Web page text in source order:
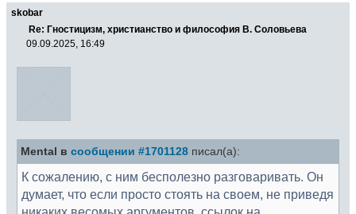
skobar
Re: Гностицизм, христианство и философия В. Соловьева
09.09.2025, 16:49
Mental в сообщении #1701128 писал(а):
К сожалению, с ним бесполезно разговаривать. Он
думает, что если просто стоять на своем, не приведя